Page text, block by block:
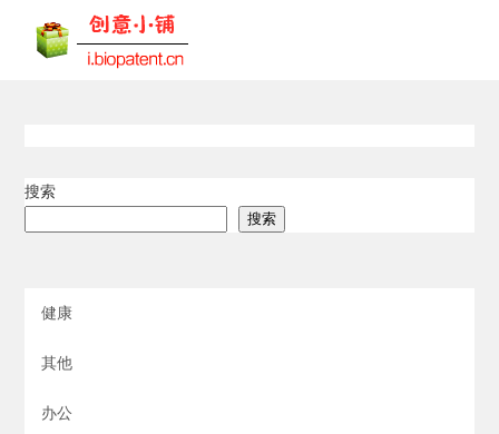
搜索
搜索
健康
其他
办公